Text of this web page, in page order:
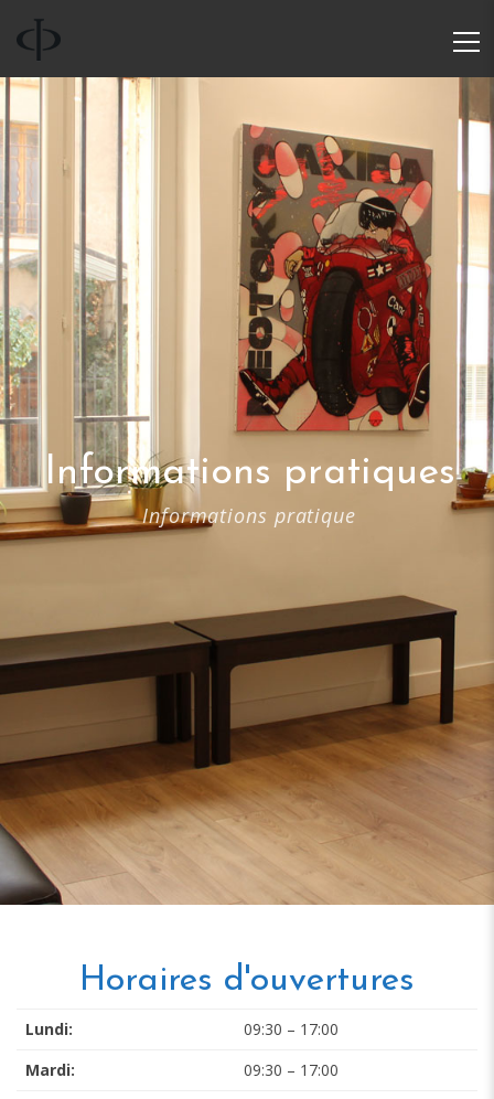
Informations pratiques
Informations pratique
Horaires d'ouvertures
Lundi:
09:30 – 17:00
Mardi:
09:30 – 17:00